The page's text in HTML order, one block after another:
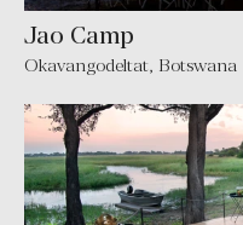
Jao Camp
Okavangodeltat, Botswana